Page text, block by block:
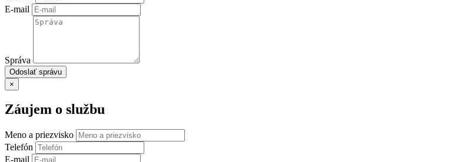
E-mail
Správa
Odoslať správu
×
Záujem o službu
Meno a priezvisko
Telefón
E-mail